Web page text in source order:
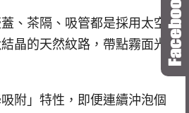
、茶隔、吸管都是採用太空
晶的天然紋路，帶點霧面光
附」特性，即便連續沖泡個